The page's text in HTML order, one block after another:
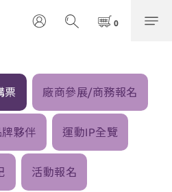
票 廠商參展/商務報名
牌夥伴 運動IP全覽
活動報名